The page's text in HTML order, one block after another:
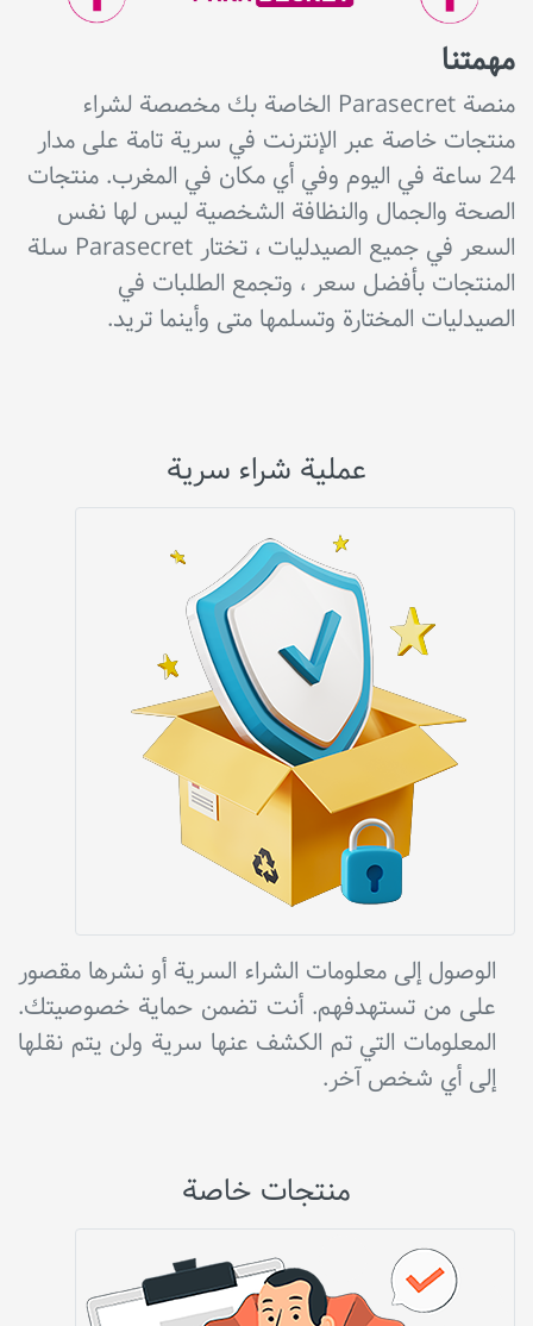
مهمتنا
منصة Parasecret الخاصة بك مخصصة لشراء
منتجات خاصة عبر الإنترنت في سرية تامة على مدار
24 ساعة في اليوم وفي أي مكان في المغرب. منتجات
الصحة والجمال والنظافة الشخصية ليس لها نفس
السعر في جميع الصيدليات ، تختار Parasecret سلة
المنتجات بأفضل سعر ، وتجمع الطلبات في
الصيدليات المختارة وتسلمها متى وأينما تريد.
عملية شراء سرية
الوصول إلى معلومات الشراء السرية أو نشرها مقصور
على من تستهدفهم. أنت تضمن حماية خصوصيتك.
المعلومات التي تم الكشف عنها سرية ولن يتم نقلها
إلى أي شخص آخر.
منتجات خاصة